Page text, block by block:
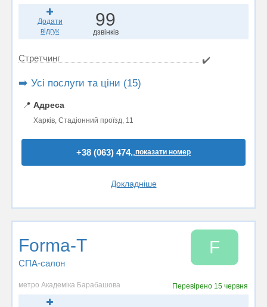
Додати
відгук
99
дзвінків
Стретчинг ✔️
➡️ Усі послуги та ціни (15)
📍 Адреса
Харків, Cтадіонний проїзд, 11
+38 (063) 474..показати номер
Докладніше
Forma-T
СПА-салон
F
метро Академіка Барабашова Перевірено 15 червня